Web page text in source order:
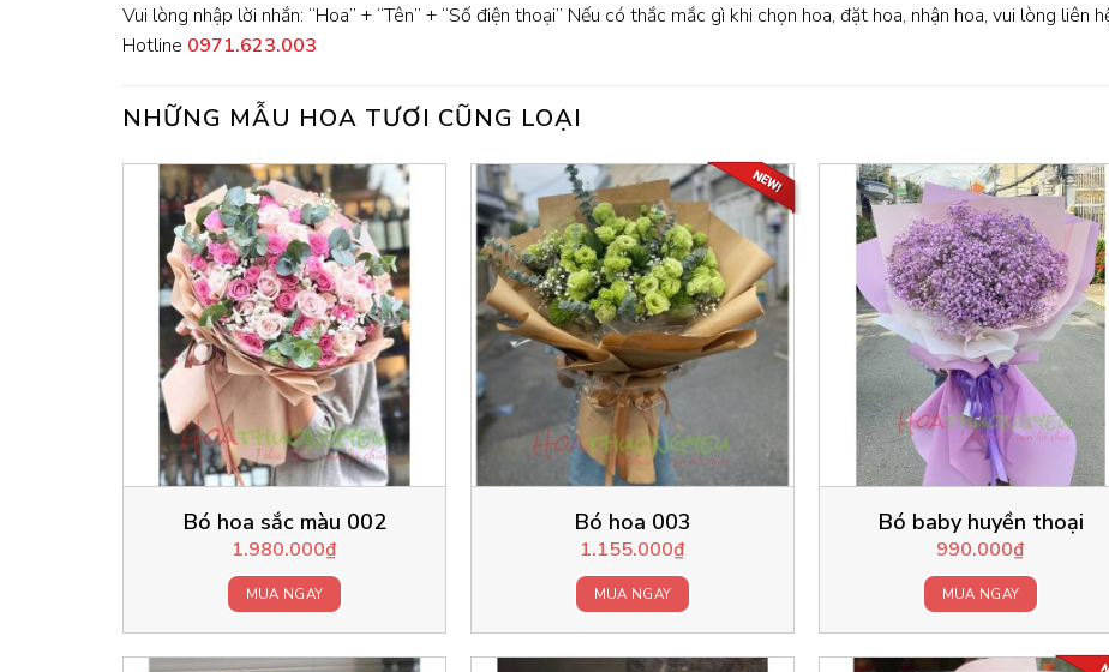
Vui lòng nhập lời nhắn: “Hoa” + “Tên” + “Số điện thoại” Nếu có thắc mắc gì khi chọn hoa, đặt hoa, nhận hoa, vui lòng
Hotline 0971.623.003
NHỮNG MẪU HOA TƯƠI CŨNG LOẠI
Bó hoa sắc màu 002
1.980.000₫
MUA NGAY
Bó hoa 003
1.155.000₫
MUA NGAY
Bó baby huyền thoại
990.000₫
MUA NGAY